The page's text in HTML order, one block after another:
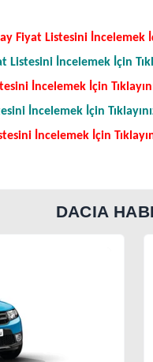
Fiyat Listesini İncelemek
Listesini İncelemek İçin
İncelemek İçin
İncelemek İçin
İncelemek İçin
DACIA